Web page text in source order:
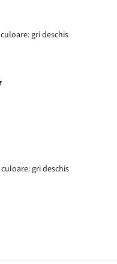
culoare: gri deschis
culoare: gri deschis